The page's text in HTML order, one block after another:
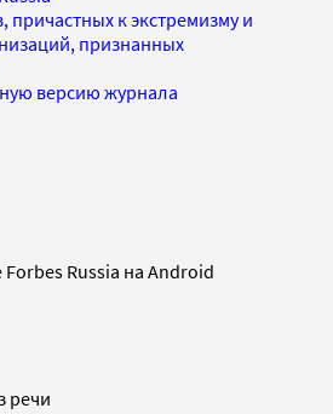
причастных к экстремизму и
признанных
версию журнала
Russia на Android
речи